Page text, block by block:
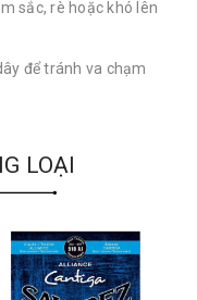
sắc, rè hoặc khó lên
để tránh va chạm
LOẠI